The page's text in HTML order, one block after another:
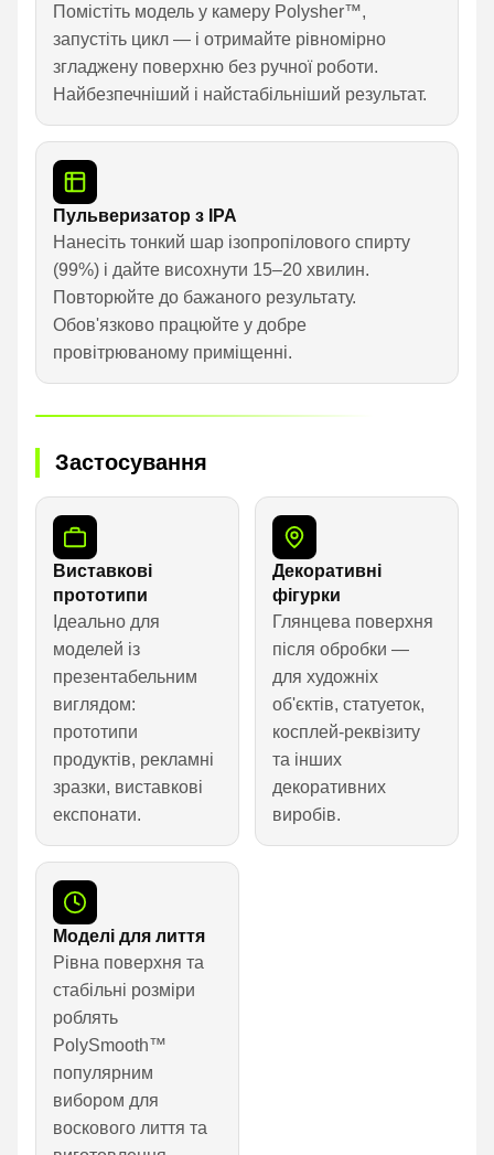
Помістіть модель у камеру Polysher™,
запустіть цикл — і отримайте рівномірно
згладжену поверхню без ручної роботи.
Найбезпечніший і найстабільніший результат.
Пульверизатор з IPA
Нанесіть тонкий шар ізопропілового спирту
(99%) і дайте висохнути 15–20 хвилин.
Повторюйте до бажаного результату.
Обов'язково працюйте у добре
провітрюваному приміщенні.
Застосування
Виставкові
прототипи
Ідеально для
моделей із
презентабельним
виглядом:
прототипи
продуктів, рекламні
зразки, виставкові
експонати.
Декоративні
фігурки
Глянцева поверхня
після обробки —
для художніх
об'єктів, статуеток,
косплей-реквізиту
та інших
декоративних
виробів.
Моделі для лиття
Рівна поверхня та
стабільні розміри
роблять
PolySmooth™
популярним
вибором для
воскового лиття та